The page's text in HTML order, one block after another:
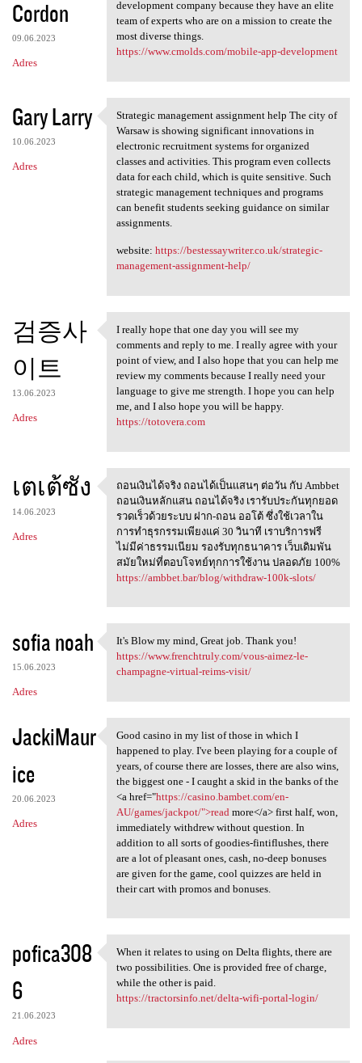
Cordon
09.06.2023
Adres
development company because they have an elite
team of experts who are on a mission to create the
most diverse things.
https://www.cmolds.com/mobile-app-development
Gary Larry
10.06.2023
Adres
Strategic management
Strategic management assignment help The city of
Warsaw is showing significant innovations in
electronic recruitment systems for organized
classes and activities. This program even collects
data for each child, which is quite sensitive. Such
strategic management techniques and programs
can benefit students seeking guidance on similar
assignments.
website: https://bestessaywriter.co.uk/strategic-
management-assignment-help/
검증사
이트
13.06.2023
Adres
I really hope that one day
I really hope that one day you will see my
comments and reply to me. I really agree with your
point of view, and I also hope that you can help me
review my comments because I really need your
language to give me strength. I hope you can help
me, and I also hope you will be happy.
https://totovera.com
เตเต้ซัง
14.06.2023
Adres
ถอนเงินได้จริง
ถอนเงินได้จริง ถอนได้เป็นเเสนๆ ต่อวัน กับ Ambbet
ถอนเงินหลักแสน ถอนได้จริง เรารับประกันทุกยอด
รวดเร็วด้วยระบบ ฝาก-ถอน ออโต้ ซึ่งใช้เวลาใน
การทำธุรกรรมเพียงแค่ 30 วินาที เราบริการฟรี
ไม่มีค่าธรรมเนียม รองรับทุกธนาคาร เว็บเดิมพัน
สมัยใหม่ที่ตอบโจทย์ทุกการใช้งาน ปลอดภัย 100%
https://ambbet.bar/blog/withdraw-100k-slots/
sofia noah
15.06.2023
Adres
It's Blow my mind, Great job
It's Blow my mind, Great job. Thank you!
https://www.frenchtruly.com/vous-aimez-le-
champagne-virtual-reims-visit/
JackiMaur
ice
20.06.2023
Adres
Good casino in my list of
Good casino in my list of those in which I
happened to play. I've been playing for a couple of
years, of course there are losses, there are also wins,
the biggest one - I caught a skid in the banks of the
<a href="https://casino.bambet.com/en-
AU/games/jackpot/">read more</a> first half, won,
immediately withdrew without question. In
addition to all sorts of goodies-fintiflushes, there
are a lot of pleasant ones, cash, no-deep bonuses
are given for the game, cool quizzes are held in
their cart with promos and bonuses.
pofica308
6
21.06.2023
Adres
When it relates to using on
When it relates to using on Delta flights, there are
two possibilities. One is provided free of charge,
while the other is paid.
https://tractorsinfo.net/delta-wifi-portal-login/